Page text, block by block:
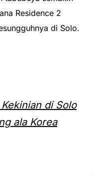
Residence 2
di Solo.
di Solo
ala Korea